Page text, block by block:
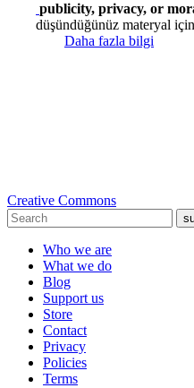
publicity, privacy, or
düşündüğünüz materyal
Daha fazla bilgi
Creative Commons
Who we are
What we do
Blog
Support us
Store
Contact
Privacy
Policies
Terms